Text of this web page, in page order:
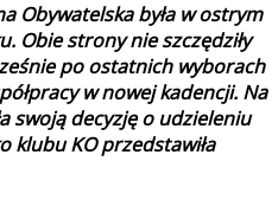
Obywatelska była w ostrym
Obie strony nie szczędziły
po ostatnich wyborach
w nowej kadencji. Na
swoją decyzję o udzieleniu
klubu KO przedstawiła